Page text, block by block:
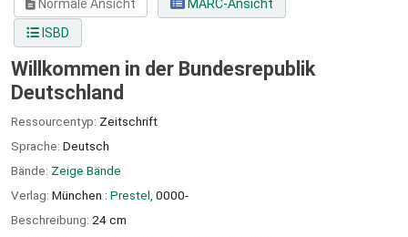
Normale Ansicht
MARC-Ansicht
ISBD
Willkommen in der Bundesrepublik
Deutschland
Ressourcentyp: Zeitschrift
Sprache: Deutsch
Bände: Zeige Bände
Verlag: München : Prestel, 0000-
Beschreibung: 24 cm